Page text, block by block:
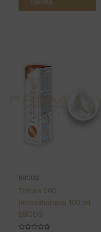
carrito
BBCOS
Tintura 000
Innovationevo 100 ml.
BBCOS